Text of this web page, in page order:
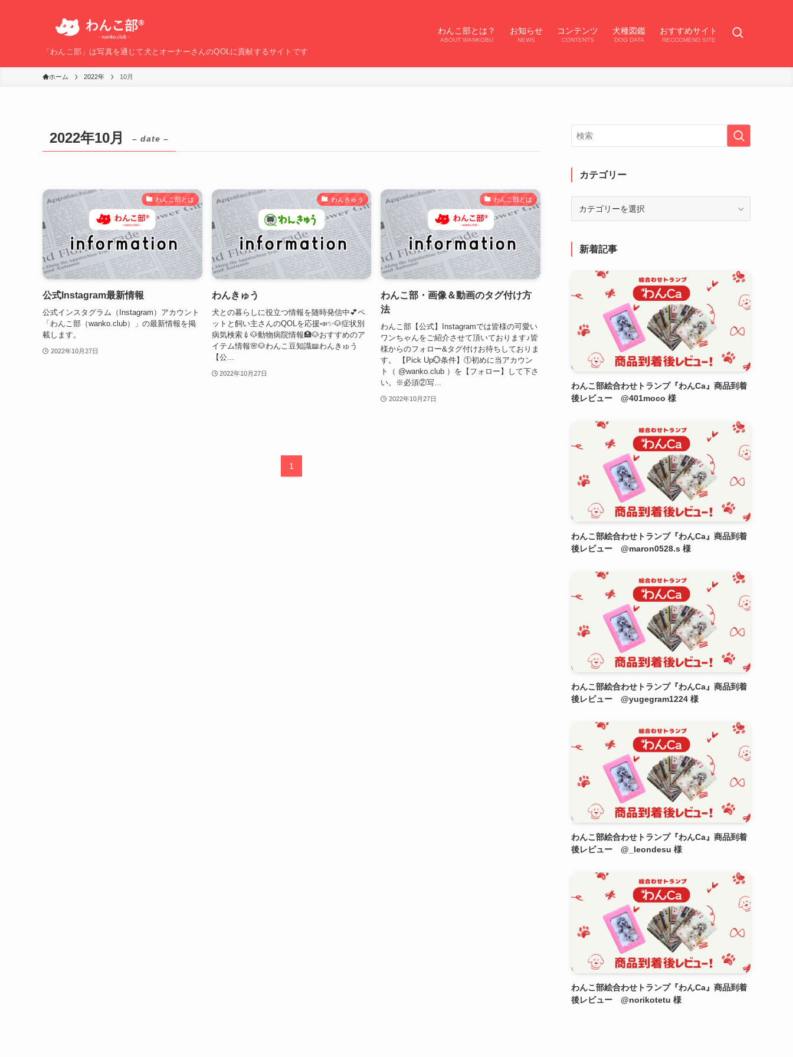
「わんこ部」は写真を通じて犬とオーナーさんのQOLに貢献するサイトです
わんこ部とは？
ABOUT WANKOBU
お知らせ
NEWS
コンテンツ
CONTENTS
犬種図鑑
DOG DATA
おすすめサイト
RECCOMEND SITE
ホーム 2022年 10月
2022年10月 – date –
わんこ部とは
公式Instagram最新情報
公式インスタグラム（Instagram）アカウント
「わんこ部（wanko.club）」の最新情報を掲
載します。
2022年10月27日
わんきゅう
わんきゅう
犬との暮らしに役立つ情報を随時発信中💕ペ
ットと飼い主さんのQOLを応援📣✨🐶症状別
病気検索💉🐶動物病院情報🏥🐶おすすめのア
イテム情報🌸🐶わんこ豆知識📖わんきゅう
【公...
2022年10月27日
わんこ部とは
わんこ部・画像＆動画のタグ付け方
法
わんこ部【公式】Instagramでは皆様の可愛い
ワンちゃんをご紹介させて頂いております♪皆
様からのフォロー&タグ付けお待ちしておりま
す。 【Pick Up💮条件】①初めに当アカウン
ト（ @wanko.club ）を【フォロー】して下さ
い。※必須②写...
2022年10月27日
1
カテゴリー
リ
新着記事
わんこ部絵合わせトランプ『わんCa』商品到着
後レビュー @401moco 様
わんこ部絵合わせトランプ『わんCa』商品到着
後レビュー @maron0528.s 様
わんこ部絵合わせトランプ『わんCa』商品到着
後レビュー @yugegram1224 様
わんこ部絵合わせトランプ『わんCa』商品到着
後レビュー @_leondesu 様
わんこ部絵合わせトランプ『わんCa』商品到着
後レビュー @norikotetu 様